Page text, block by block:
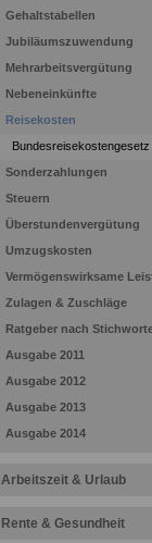
Gehaltstabellen
Jubiläumszuwendung
Mehrarbeitsvergütung
Nebeneinkünfte
Reisekosten
Bundesreisekostengesetz
Sonderzahlungen
Steuern
Überstundenvergütung
Umzugskosten
Vermögenswirksame
Zulagen & Zuschläge
Ratgeber nach
Ausgabe 2011
Ausgabe 2012
Ausgabe 2013
Ausgabe 2014
Arbeitszeit & Urlaub
Rente & Gesundheit